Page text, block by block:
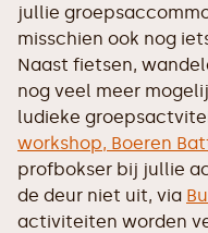
jullie
misschien ook nog
Naast fietsen,
nog veel meer
ludieke
workshop, Boeren
profbokser bij jullie
de deur niet uit, via
activiteiten worden